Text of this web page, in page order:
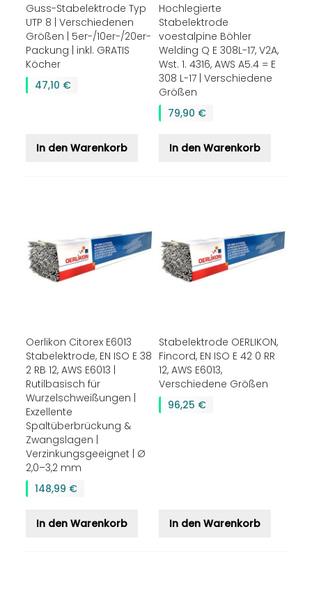
Guss-Stabelektrode Typ
UTP 8 | Verschiedenen
Größen | 5er-/10er-/20er-
Packung | inkl. GRATIS
Köcher
47,10 €
In den Warenkorb
Hochlegierte
Stabelektrode
voestalpine Böhler
Welding Q E 308L-17, V2A,
Wst. 1. 4316, AWS A5.4 = E
308 L-17 | Verschiedene
Größen
79,90 €
In den Warenkorb
Oerlikon Citorex E6013
Stabelektrode, EN ISO E 38
2 RB 12, AWS E6013 |
Rutilbasisch für
Wurzelschweißungen |
Exzellente
Spaltüberbrückung &
Zwangslagen |
Verzinkungsgeeignet | Ø
2,0–3,2 mm
148,99 €
In den Warenkorb
Stabelektrode OERLIKON,
Fincord, EN ISO E 42 0 RR
12, AWS E6013,
Verschiedene Größen
96,25 €
In den Warenkorb